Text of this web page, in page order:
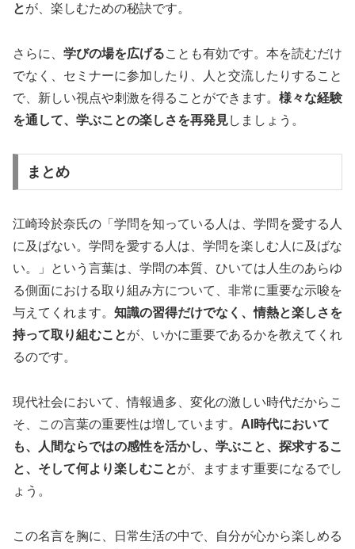
とが、楽しむための秘訣です。
さらに、 学びの場を広げることも有効です。本を読むだけ
でなく、セミナーに参加したり、人と交流したりすること
で、新しい視点や刺激を得ることができます。 様々な経験
を通して、学ぶことの楽しさを再発見しましょう。
まとめ
江崎玲於奈氏の「学問を知っている人は、学問を愛する人
に及ばない。学問を愛する人は、学問を楽しむ人に及ばな
い。」という言葉は、学問の本質、ひいては人生のあらゆ
る側面における取り組み方について、非常に重要な示唆を
与えてくれます。 知識の習得だけでなく、情熱と楽しさを
持って取り組むことが、いかに重要であるかを教えてくれ
るのです。
現代社会において、情報過多、変化の激しい時代だからこ
そ、この言葉の重要性は増しています。 AI時代において
も、人間ならではの感性を活かし、学ぶこと、探求するこ
と、そして何より楽しむことが、ますます重要になるでし
ょう。
この名言を胸に、日常生活の中で、自分が心から楽しめる